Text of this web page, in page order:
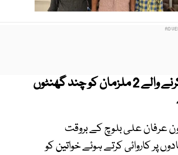
عزیز آباد پولیس نے خواتین کو جھانسہ دے کر اغوا کرنے والے 2 ملزمان کو چند گھنٹوں
عرفان علی بلوچ کے بروقت
پر کاروائی کرتے ہوئے خواتین کو